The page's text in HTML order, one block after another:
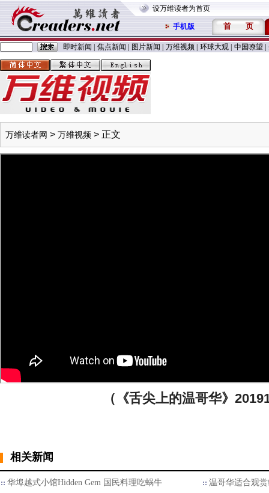
设万维读者为首页
手机版 首 页
即时新闻 焦点新闻 图片新闻 万维视频 环球大观 中国嘹望
万维读者网 > 万维视频 > 正文
（《舌尖上的温哥华》
相关新闻
华埠越式小馆Hidden Gem 国民料理吃蜗牛
温哥华适合观